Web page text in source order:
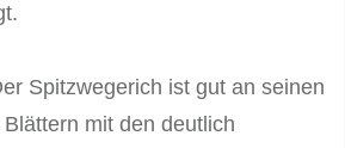
Spitzwegerich ist gut an seinen
mit den deutlich